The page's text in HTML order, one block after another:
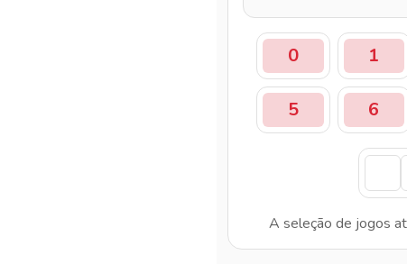
0 1
5 6
A seleção de jogos